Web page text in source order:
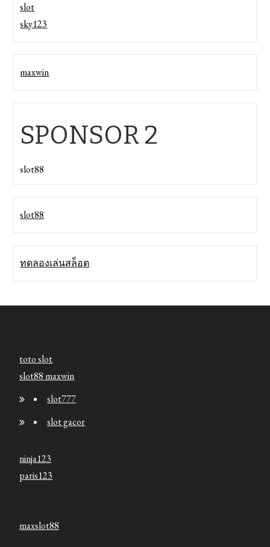
slot
sky123
maxwin
SPONSOR 2
slot88
slot88
ทดลองเล่นสล็อต
toto slot
slot88 maxwin
slot777
slot gacor
ninja123
paris123
maxslot88